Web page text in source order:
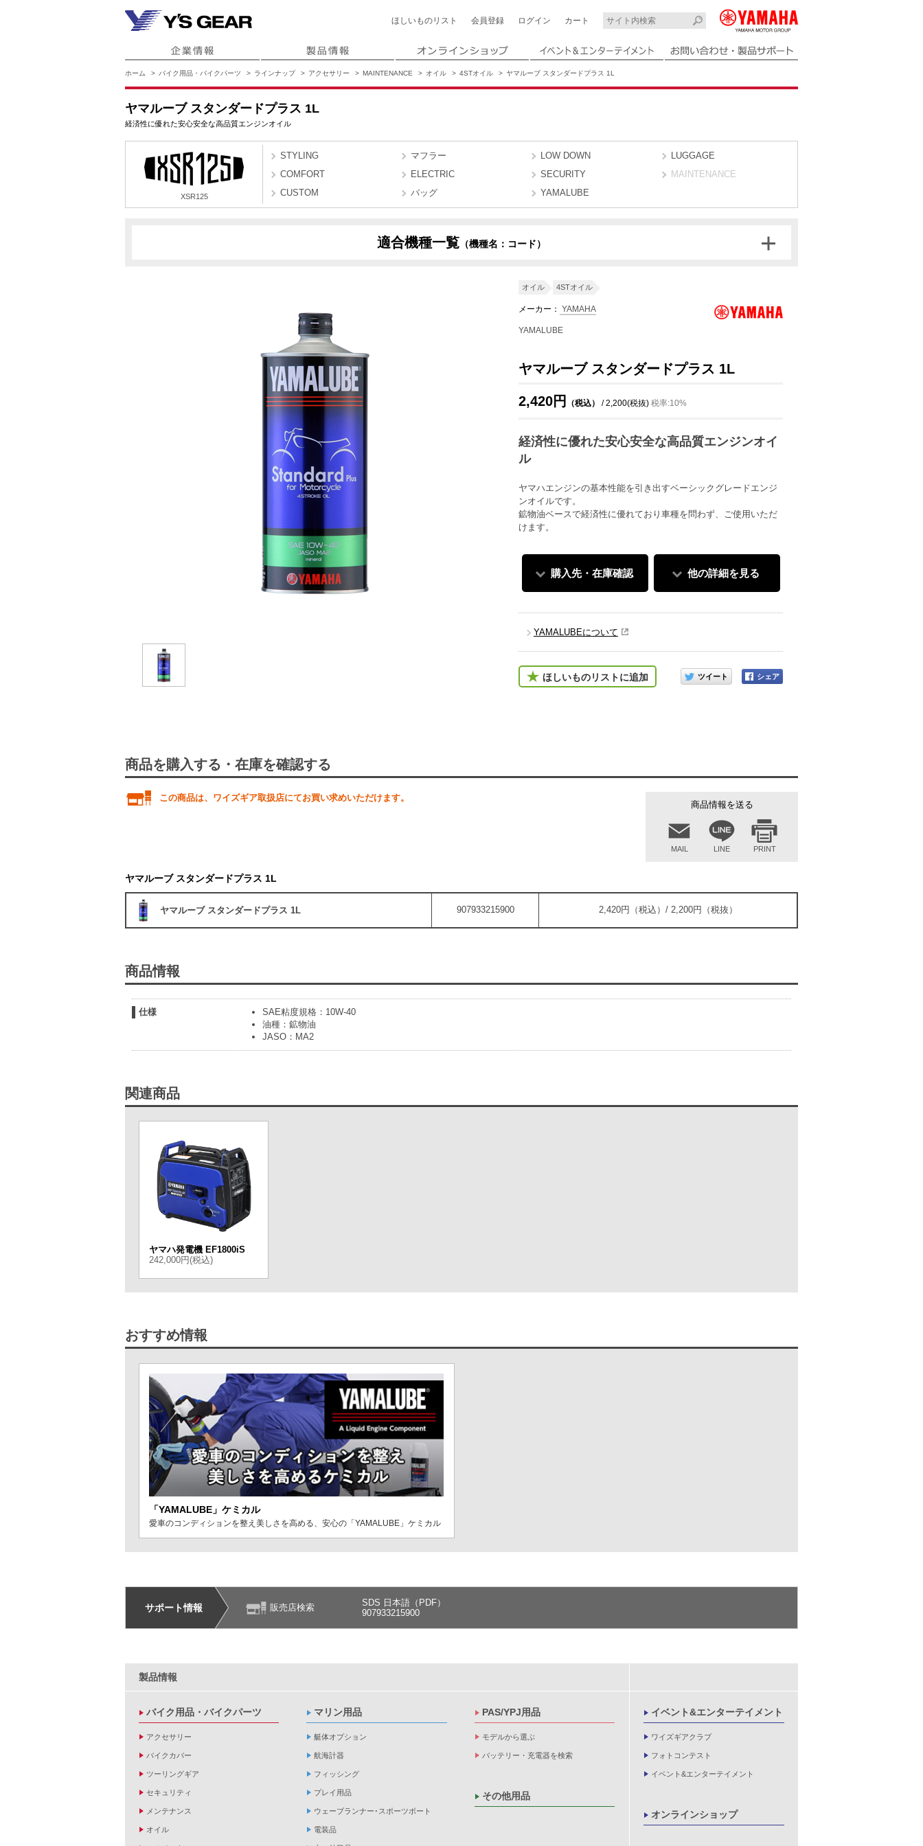
ほしいもの リスト 会員登録 ログイン カート
ホーム バイク用品・バイクパーツ ラインナップ アクセサリー MAINTENANCE オイル 4STオイル ヤマルーブ スタンダードプラス 1L
ヤマルーブ スタンダードプラス 1L
経済性に優れた安心安全な高品質エンジンオイル
XSR125
STYLING マフラー LOW DOWN
LUGGAGE
COMFORT
ELECTRIC SECURITY
MAINTENANCE
CUSTOM
バッグ YAMALUBE
適合機種一覧 （機種名：コード）
オイル 4STオイル
メーカー： YAMAHA
YAMALUBE
ヤマルーブ スタンダードプラス 1L
2,420円 （税込） / 2,200(税抜) 税率:10%
経済性に優れた安心安全な高品質エンジンオイ
ル
ヤマハエンジンの基本性能を引き出すベーシックグレードエンジ
ンオイルです。
鉱物油ベースで経済性に優れており車種を問わず、ご使用いただ
けます。
購入先・在庫確認 他の詳細を見る
YAMALUBEについて
ほしいものリストに追加
このアイテムをシェアする
商品を購入する・在庫を確認する
商品情報を送る
MAIL LINE PRINT
この商品は、ワイズギア取扱店にてお買い求めいただけます。
ヤマルーブ スタンダードプラス 1L
ヤマルーブ スタンダードプラス 1L 907933215900 2,420円（税込）/ 2,200円（税抜）
商品情報
仕様
SAE粘度規格：10W-40
油種：鉱物油
JASO：MA2
関連商品
ヤマハ発電機 EF1800iS
242,000円(税込)
おすすめ情報
「YAMALUBE」ケミカル
愛車のコンディションを整え美しさを高める、安心の「YAMALUBE」ケミカル
サポート情報 販売店検索
SDS 日本語（PDF）
907933215900
製品情報
バイク用品・バイクパーツ
アクセサリー
バイクカバー
ツーリングギア
セキュリティ
メンテナンス
オイル
マリン用品
艇体オプション
航海計器
フィッシング
プレイ用品
ウェーブランナー･スポーツボート
電装品
PAS/YPJ用品
モデルから選ぶ
バッテリー・充電器を検索
その他用品
イベント&エンターテイメント
ワイズギアクラブ
フォトコンテスト
イベント&エンターテイメント
オンラインショップ